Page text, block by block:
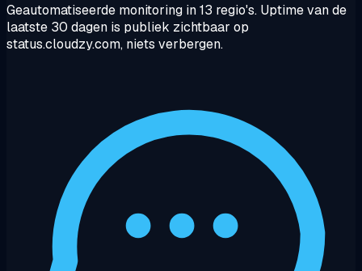
Geautomatiseerde monitoring in 13 regio's. Uptime van de
laatste 30 dagen is publiek zichtbaar op
status.cloudzy.com, niets verbergen.